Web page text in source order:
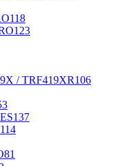
118
123
/ TRF419XR106
137
114
81